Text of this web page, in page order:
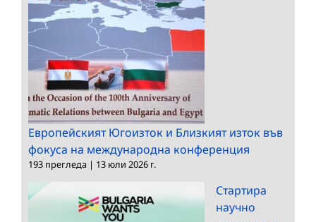
Европейският Югоизток и Близкият изток във
фокуса на международна конференция
193 прегледа | 13 юли 2026 г.
Стартира
научно